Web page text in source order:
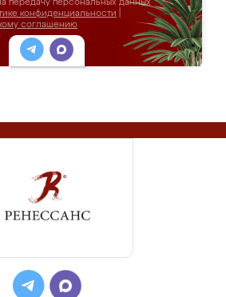
передачу персональных данных
конфиденциальности
соглашению